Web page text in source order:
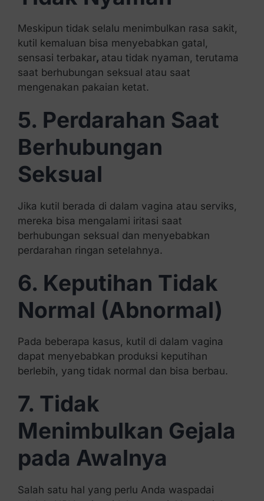
Meskipun tidak selalu menimbulkan rasa sakit,
kutil kemaluan bisa menyebabkan gatal,
sensasi terbakar, atau tidak nyaman, terutama
saat berhubungan seksual atau saat
mengenakan pakaian ketat.
5. Perdarahan Saat
Berhubungan
Seksual
Jika kutil berada di dalam vagina atau serviks,
mereka bisa mengalami iritasi saat
berhubungan seksual dan menyebabkan
perdarahan ringan setelahnya.
6. Keputihan Tidak
Normal (Abnormal)
Pada beberapa kasus, kutil di dalam vagina
dapat menyebabkan produksi keputihan
berlebih, yang tidak normal dan bisa berbau.
7. Tidak
Menimbulkan Gejala
pada Awalnya
Salah satu hal yang perlu Anda waspadai